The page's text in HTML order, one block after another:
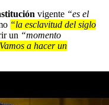
vigente “es el
“la esclavitud del siglo
un “momento
a hacer un